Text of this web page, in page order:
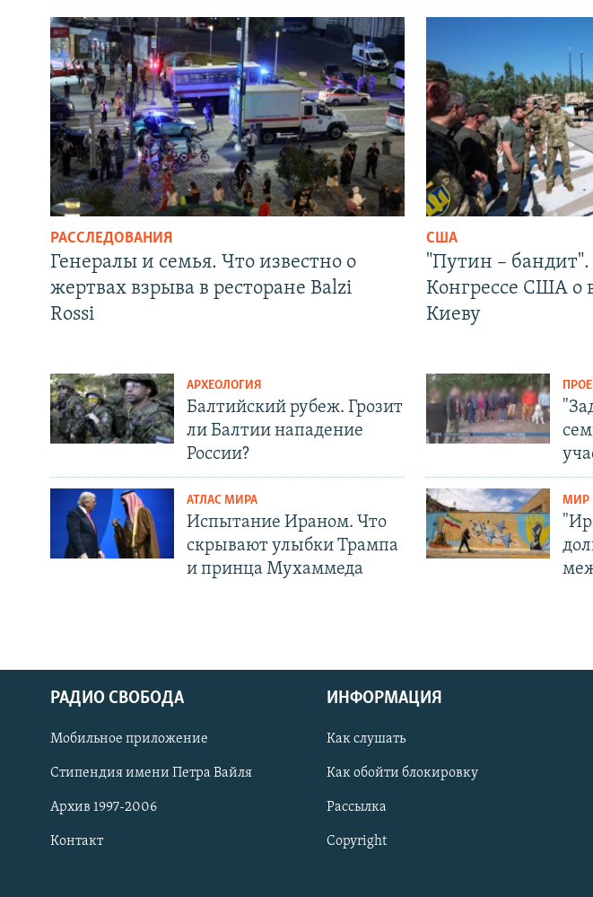
СОЦИАЛЬНЫЕ СЕТИ
РАССЛЕДОВАНИЯ
Генералы и семья. Что известно о
жертвах взрыва в ресторане Balzi
Rossi
США
"Путин –
Конгрессе США о
Киеву
АРХЕОЛОГИЯ
Балтийский рубеж. Грозит
ли Балтии нападение
России?
АТЛАС МИРА
Испытание Ираном. Что
скрывают улыбки Трампа
и принца Мухаммеда
МИР
РАДИО СВОБОДА
Мобильное приложение
Стипендия имени Петра Вайля
Архив 1997-2006
Контакт
ИНФОРМАЦИЯ
Как слушать
Как обойти блокировку
Рассылка
Copyright